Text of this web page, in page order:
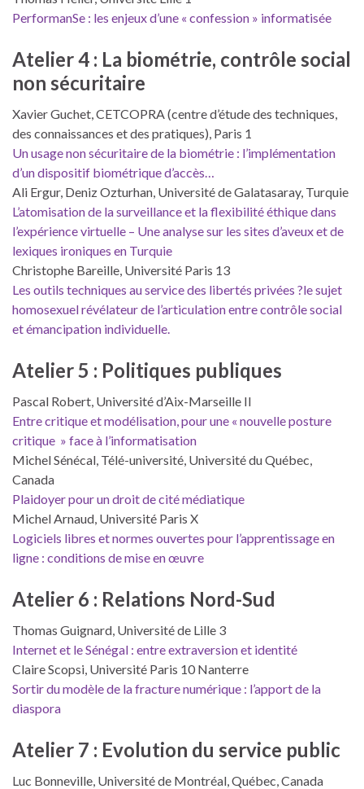
PerformanSe : les enjeux d’une « confession » informatisée
Atelier 4 : La biométrie, contrôle social
non sécuritaire
Xavier Guchet, CETCOPRA (centre d’étude des techniques,
des connaissances et des pratiques), Paris 1
Un usage non sécuritaire de la biométrie : l’implémentation
d’un dispositif biométrique d’accès…
Ali Ergur, Deniz Ozturhan, Université de Galatasaray, Turquie
L’atomisation de la surveillance et la flexibilité éthique dans
l’expérience virtuelle – Une analyse sur les sites d’aveux et de
lexiques ironiques en Turquie
Christophe Bareille, Université Paris 13
Les outils techniques au service des libertés privées ?le sujet
homosexuel révélateur de l’articulation entre contrôle social
et émancipation individuelle.
Atelier 5 : Politiques publiques
Pascal Robert, Université d’Aix-Marseille II
Entre critique et modélisation, pour une « nouvelle posture
critique » face à l’informatisation
Michel Sénécal, Télé-université, Université du Québec,
Canada
Plaidoyer pour un droit de cité médiatique
Michel Arnaud, Université Paris X
Logiciels libres et normes ouvertes pour l’apprentissage en
ligne : conditions de mise en œuvre
Atelier 6 : Relations Nord-Sud
Thomas Guignard, Université de Lille 3
Internet et le Sénégal : entre extraversion et identité
Claire Scopsi, Université Paris 10 Nanterre
Sortir du modèle de la fracture numérique : l’apport de la
diaspora
Atelier 7 : Evolution du service public
Luc Bonneville, Université de Montréal, Québec, Canada